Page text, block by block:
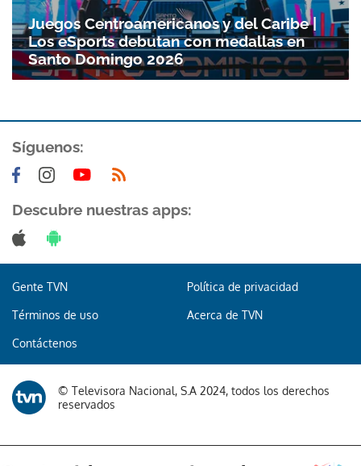
Juegos Centroamericanos y del Caribe |
Los eSports debutan con medallas en
Santo Domingo 2026
Síguenos:
Descubre nuestras apps:
Gente TVN Política de privacidad
Términos de uso Acerca de TVN
Contáctenos
© Televisora Nacional, S.A 2024, todos los derechos
reservados